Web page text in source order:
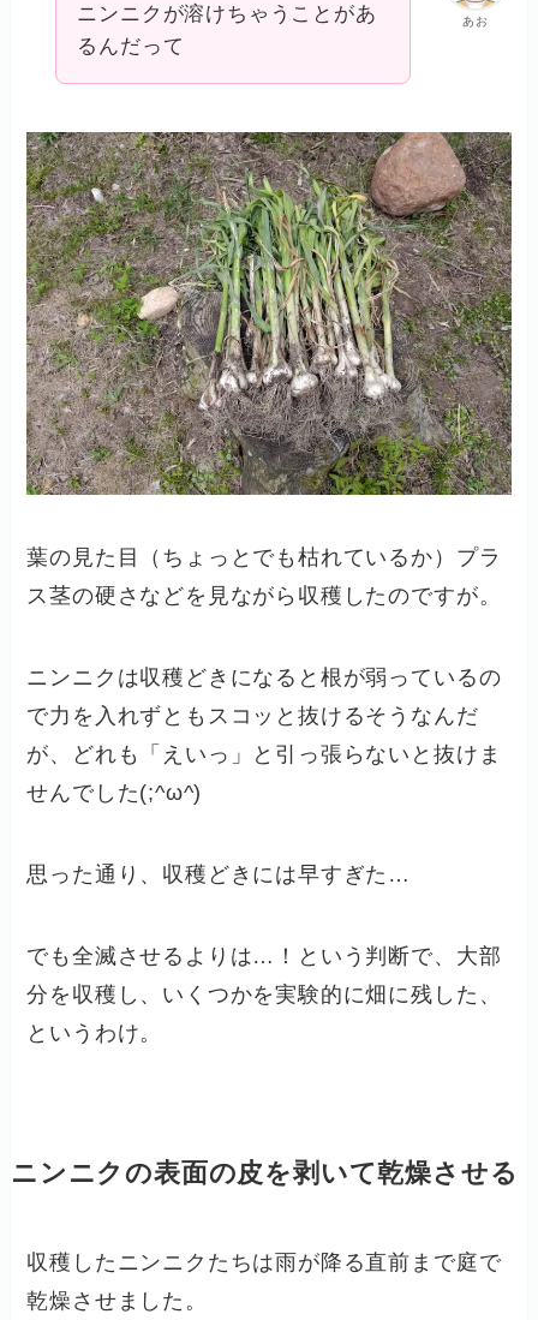
あお
ニンニクが溶けちゃうことがあ
るんだって
葉の見た目（ちょっとでも枯れているか）プラ
ス茎の硬さなどを見ながら収穫したのですが。
ニンニクは収穫どきになると根が弱っているの
で力を入れずともスコッと抜けるそうなんだ
が、どれも「えいっ」と引っ張らないと抜けま
せんでした(;^ω^)
思った通り、収穫どきには早すぎた…
でも全滅させるよりは…！という判断で、大部
分を収穫し、いくつかを実験的に畑に残した、
というわけ。
ニンニクの表面の皮を剥いて乾燥させる
収穫したニンニクたちは雨が降る直前まで庭で
乾燥させました。